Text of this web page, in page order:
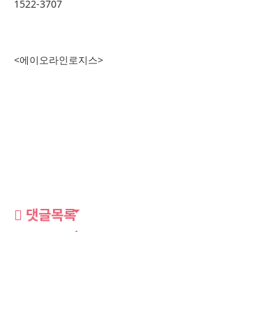
1522-3707
<에이오라인로지스>
댓글목록